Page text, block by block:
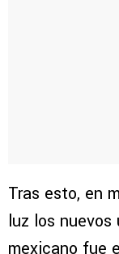
Tras esto, en
luz los
mexicano fue